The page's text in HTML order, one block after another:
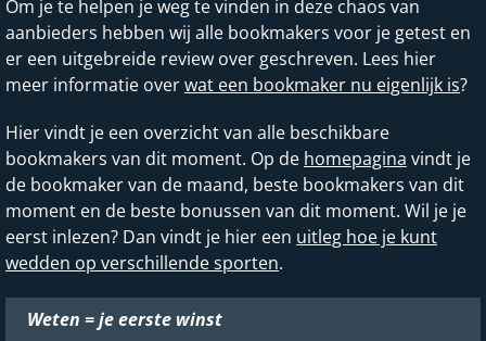
Om je te helpen je weg te vinden in deze chaos van
aanbieders hebben wij alle bookmakers voor je getest en
er een uitgebreide review over geschreven. Lees hier
meer informatie overwat een bookmaker nu eigenlijk is?
Hier vindt je een overzicht van alle beschikbare
bookmakers van dit moment. Op de homepagina vindt je
de bookmaker van de maand, beste bookmakers van dit
moment en de beste bonussen van dit moment. Wil je je
eerst inlezen? Dan vindt je hier een uitleg hoe je kunt
wedden op verschillende sporten.
Weten = je eerste winst